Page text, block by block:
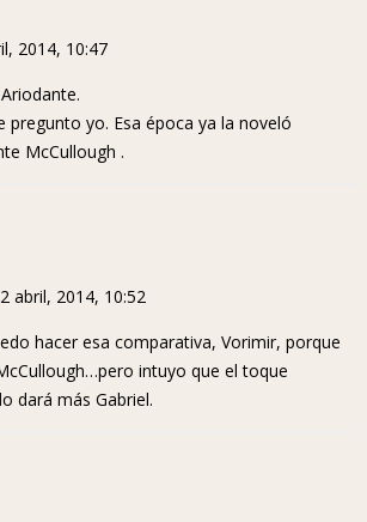
2014, 10:47
pregunto yo. Esa época ya la noveló
McCullough .
abril, 2014, 10:52
hacer esa comparativa, Vorimir, porque
intuyo que el toque
dará más Gabriel.